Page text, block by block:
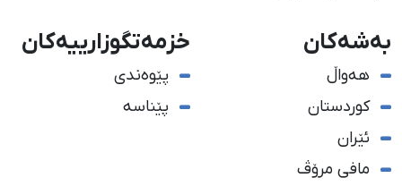
بەشەکان
هەواڵ
کوردستان
ئێران
مافی مرۆڤ
خزمەتگوزارییەکان
پێوەندی
پێناسە